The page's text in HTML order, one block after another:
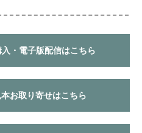
・電子版配信はこちら
お取り寄せはこちら